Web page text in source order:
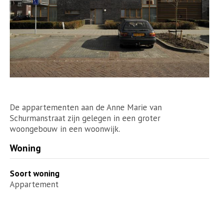
De appartementen aan de Anne Marie van
Schurmanstraat zijn gelegen in een groter
woongebouw in een woonwijk.
Woning
Soort woning
Appartement